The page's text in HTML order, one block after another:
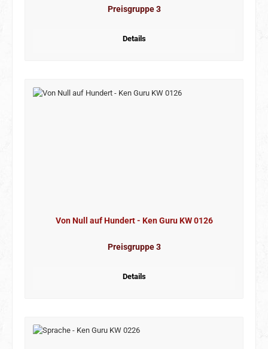
Preisgruppe 3
Details
Von Null auf Hundert - Ken Guru KW 0126
Preisgruppe 3
Details